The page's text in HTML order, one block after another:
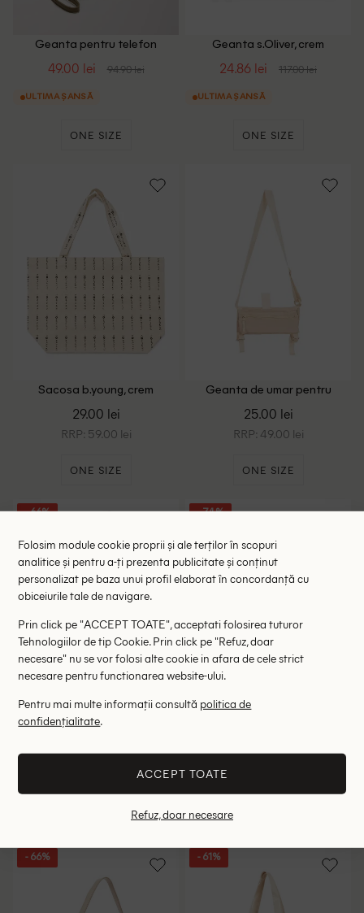
Geanta pentru telefon
49.00 lei 94.90 lei
ULTIMA ȘANSĂ
ONE SIZE
Geanta s.Oliver, crem
24.86 lei 117.00 lei
ULTIMA ȘANSĂ
ONE SIZE
Sacosa b.young, crem
29.00 lei
RRP: 59.00 lei
ONE SIZE
Geanta de umar pentru
25.00 lei
RRP: 49.00 lei
ONE SIZE
- 66%
Geanta Verde, crem
- 74%
ULTIMA ȘANSĂ
- 66% - 61%
Folosim module cookie proprii și ale terților în scopuri
analitice și pentru a-ți prezenta publicitate și conținut
personalizat pe baza unui profil elaborat în concordanță cu
obiceiurile tale de navigare.
Prin click pe "ACCEPT TOATE", acceptati folosirea tuturor
Tehnologiilor de tip Cookie. Prin click pe "Refuz, doar
necesare" nu se vor folosi alte cookie in afara de cele strict
necesare pentru functionarea website-ului.
Pentru mai multe informații consultă politica de
confidențialitate.
ACCEPT TOATE
Refuz, doar necesare